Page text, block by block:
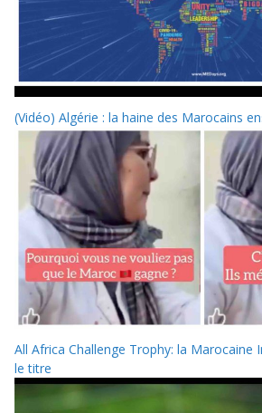
(Vidéo) Algérie : la haine des Marocains
All Africa Challenge Trophy: la Marocaine
le titre